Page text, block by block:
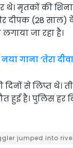
थे। मृतकों की
दीपक (28 साल)
जा रहा है।
गाना ‘तेरा
से लिप्त थे।
हुई है। पुलिस हर
jumped into